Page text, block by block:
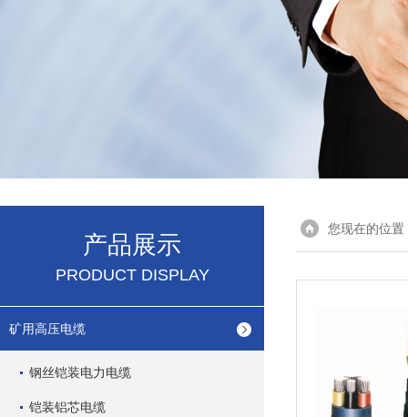
产品展示
PRODUCT DISPLAY
矿用高压电缆
钢丝铠装电力电缆
铠装铝芯电缆
您现在的位置